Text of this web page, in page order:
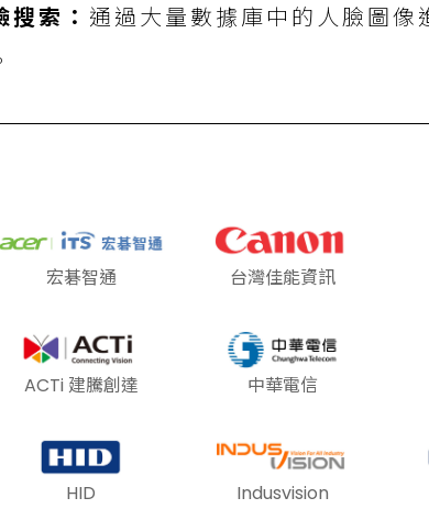
搜索： 通過大量數據庫中的人臉圖
宏碁智通 台灣佳能資訊
ACTi 建騰創達 中華電信
HID Indusvision